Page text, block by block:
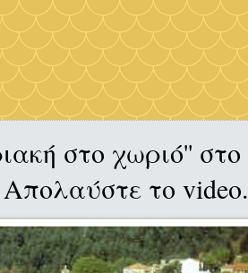
στο χωριό'' στο
το video.